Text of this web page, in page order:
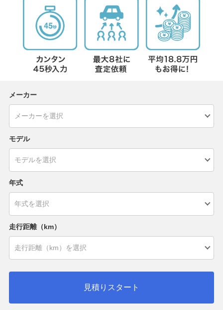
メーカー
モデル
年式
走行距離（km）
見積りスタート